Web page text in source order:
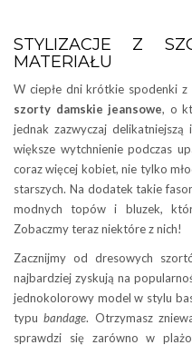
STYLIZACJE Z
MATERIAŁU
W ciepłe dni krótkie spodenki
szorty damskie jeansowe, o
jednak zazwyczaj
większe wytchnienie podczas
coraz więcej kobiet, nie tylko
starszych. Na dodatek takie
modnych topów i bluzek,
Zobaczmy teraz niektóre z nich!
Zacznijmy od dresowych
najbardziej zyskują na
jednokolorowy model w stylu
typubandage. Otrzymasz
sprawdzi się zarówno w